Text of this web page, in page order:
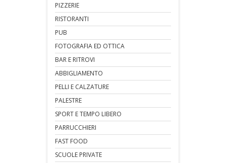
PIZZERIE
RISTORANTI
PUB
FOTOGRAFIA ED OTTICA
BAR E RITROVI
ABBIGLIAMENTO
PELLI E CALZATURE
PALESTRE
SPORT E TEMPO LIBERO
PARRUCCHIERI
FAST FOOD
SCUOLE PRIVATE